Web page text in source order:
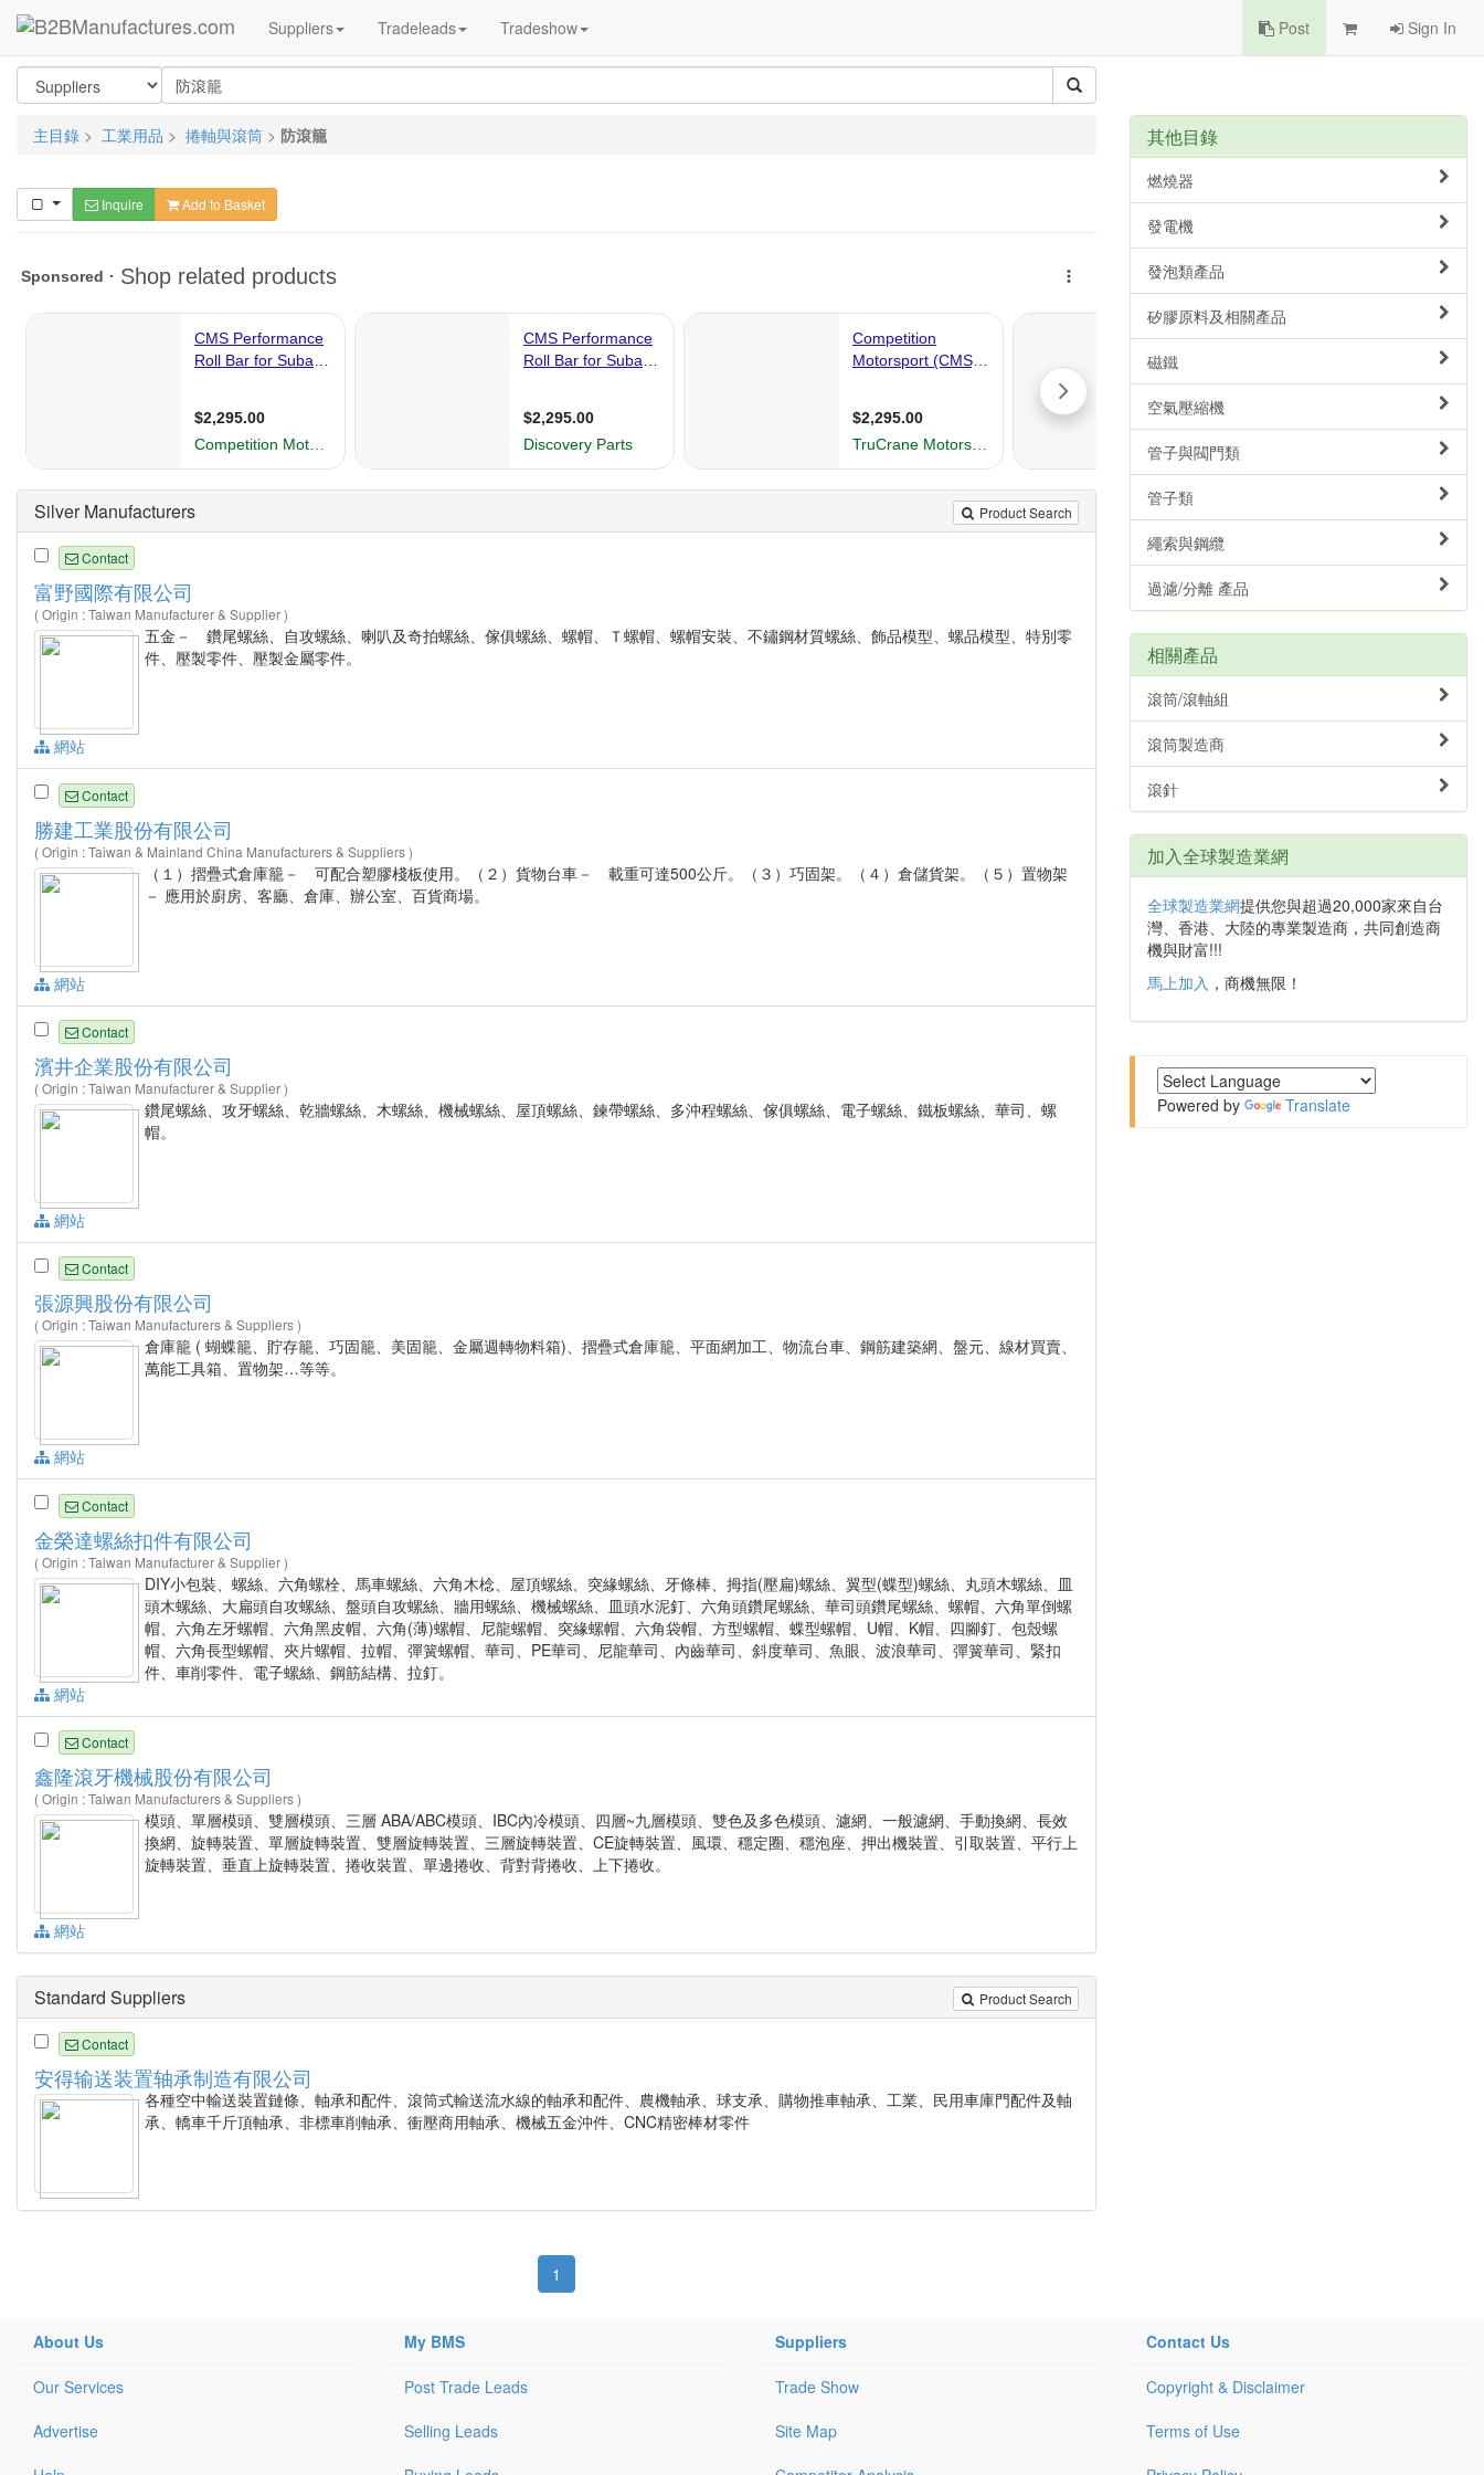
Suppliers Tradeleads Tradeshow Post Sign In
主目錄 > 工業用品 > 捲軸與滾筒 > 防滾籠
Inquire Add to Basket
Product Search
Silver Manufacturers
Contact
富野國際有限公司
( Origin : Taiwan Manufacturer & Supplier )
五金－ 鑽尾螺絲、自攻螺絲、喇叭及奇拍螺絲、傢俱螺絲、螺帽、Ｔ螺帽、螺帽安裝、不鏽鋼材質螺絲、飾品模型、螺品模型、特別零
件、壓製零件、壓製金屬零件。
網站
Contact
勝建工業股份有限公司
( Origin : Taiwan & Mainland China Manufacturers & Suppliers )
（１）摺疊式倉庫籠－ 可配合塑膠棧板使用。（２）貨物台車－ 載重可達500公斤。（３）巧固架。（４）倉儲貨架。（５）置物架
－ 應用於廚房、客廳、倉庫、辦公室、百貨商場。
網站
Contact
濱井企業股份有限公司
( Origin : Taiwan Manufacturer & Supplier )
鑽尾螺絲、攻牙螺絲、乾牆螺絲、木螺絲、機械螺絲、屋頂螺絲、鍊帶螺絲、多沖程螺絲、傢俱螺絲、電子螺絲、鐵板螺絲、華司、螺
帽。
網站
Contact
張源興股份有限公司
( Origin : Taiwan Manufacturers & Suppliers )
倉庫籠 ( 蝴蝶籠、貯存籠、巧固籠、美固籠、金屬週轉物料箱)、摺疊式倉庫籠、平面網加工、物流台車、鋼筋建築網、盤元、線材買賣、
萬能工具箱、置物架…等等。
網站
Contact
金榮達螺絲扣件有限公司
( Origin : Taiwan Manufacturer & Supplier )
DIY小包裝、螺絲、六角螺栓、馬車螺絲、六角木棯、屋頂螺絲、突緣螺絲、牙條棒、拇指(壓扁)螺絲、翼型(蝶型)螺絲、丸頭木螺絲、皿
頭木螺絲、大扁頭自攻螺絲、盤頭自攻螺絲、牆用螺絲、機械螺絲、皿頭水泥釘、六角頭鑽尾螺絲、華司頭鑽尾螺絲、螺帽、六角單倒螺
帽、六角左牙螺帽、六角黑皮帽、六角(薄)螺帽、尼龍螺帽、突緣螺帽、六角袋帽、方型螺帽、蝶型螺帽、U帽、K帽、四腳釘、包殼螺
帽、六角長型螺帽、夾片螺帽、拉帽、彈簧螺帽、華司、PE華司、尼龍華司、內齒華司、斜度華司、魚眼、波浪華司、彈簧華司、緊扣
件、車削零件、電子螺絲、鋼筋結構、拉釘。
網站
Contact
鑫隆滾牙機械股份有限公司
( Origin : Taiwan Manufacturers & Suppliers )
模頭、單層模頭、雙層模頭、三層 ABA/ABC模頭、IBC內冷模頭、四層~九層模頭、雙色及多色模頭、濾網、一般濾網、手動換網、長效
換網、旋轉裝置、單層旋轉裝置、雙層旋轉裝置、三層旋轉裝置、CE旋轉裝置、風環、穩定圈、穩泡座、押出機裝置、引取裝置、平行上
旋轉裝置、垂直上旋轉裝置、捲收裝置、單邊捲收、背對背捲收、上下捲收。
網站
Product Search
Standard Suppliers
Contact
安得输送装置轴承制造有限公司
各種空中輸送裝置鏈條、軸承和配件、滾筒式輸送流水線的軸承和配件、農機軸承、球支承、購物推車軸承、工業、民用車庫門配件及軸
承、轎車千斤頂軸承、非標車削軸承、衝壓商用軸承、機械五金沖件、CNC精密棒材零件
1
其他目錄
燃燒器
發電機
發泡類產品
矽膠原料及相關產品
磁鐵
空氣壓縮機
管子與閥門類
管子類
繩索與鋼纜
過濾/分離 產品
相關產品
滾筒/滾軸組
滾筒製造商
滾針
加入全球製造業網
全球製造業網提供您與超過20,000家來自台
灣、香港、大陸的專業製造商，共同創造商
機與財富!!!
馬上加入 ，商機無限！
Powered by Translate
About Us
Our Services
Advertise
My BMS
Post Trade Leads
Selling Leads
Suppliers
Trade Show
Site Map
Contact Us
Copyright & Disclaimer
Terms of Use